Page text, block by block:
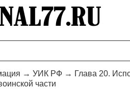
→ УИК РФ → Глава 20.
части